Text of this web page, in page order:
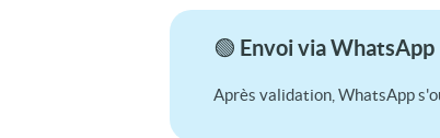
🟢 Envoi via WhatsApp
Après validation, WhatsApp